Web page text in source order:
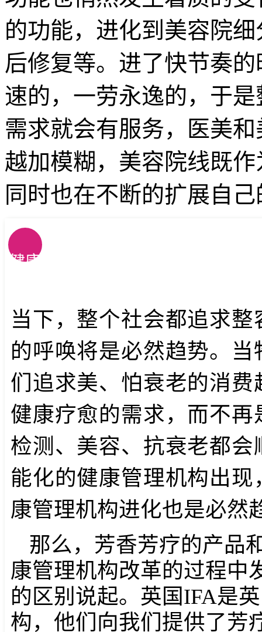
的功能，进化到美容院
后修复等。进了快节奏
速的，一劳永逸的，于
需求就会有服务，医美
越加模糊，美容院线既
同时也在不断的扩展自
健康
当下，整个社会都追求
的呼唤将是必然趋势。
们追求美、怕衰老的消
健康疗愈的需求，而不
检测、美容、抗衰老都
能化的健康管理机构出
康管理机构进化也是必然
那么，芳香芳疗的产品
康管理机构改革的过程中
的区别说起。英国IFA是
构，他们向我们提供了芳